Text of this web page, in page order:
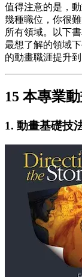
值得注意的是，
幾種職位，你很
所有領域。以下
最想了解的領域
的動畫職涯提升
15 本專業
1. 動畫基礎技